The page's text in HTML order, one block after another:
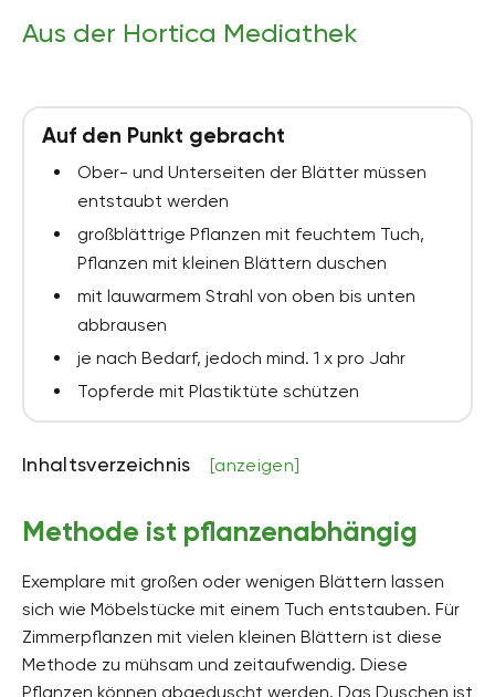
Aus der Hortica Mediathek
Auf den Punkt gebracht
Ober- und Unterseiten der Blätter müssen
entstaubt werden
großblättrige Pflanzen mit feuchtem Tuch,
Pflanzen mit kleinen Blättern duschen
mit lauwarmem Strahl von oben bis unten
abbrausen
je nach Bedarf, jedoch mind. 1 x pro Jahr
Topferde mit Plastiktüte schützen
Inhaltsverzeichnis [anzeigen]
Methode ist pflanzenabhängig
Exemplare mit großen oder wenigen Blättern lassen
sich wie Möbelstücke mit einem Tuch entstauben. Für
Zimmerpflanzen mit vielen kleinen Blättern ist diese
Methode zu mühsam und zeitaufwendig. Diese
Pflanzen können abgeduscht werden. Das Duschen ist